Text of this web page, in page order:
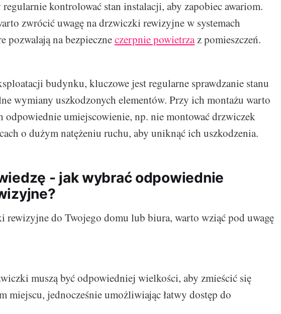
kontrolować stan instalacji, aby zapobiec awariom.
zwrócić uwagę na drzwiczki rewizyjne w systemach
pozwalają na bezpieczneczerpnie powietrzaz pomieszczeń.
budynku, kluczowe jest regularne sprawdzanie stanu
wymiany uszkodzonych elementów. Przy ich montażu warto
odpowiednie umiejscowienie, np. nie montować drzwiczek
o dużym natężeniu ruchu, aby uniknąć ich uszkodzenia.
- jak wybrać odpowiednie
rewizyjne do Twojego domu lub biura, warto wziąć pod uwagę
muszą być odpowiedniej wielkości, aby zmieścić się
miejscu, jednocześnie umożliwiając łatwy dostęp do